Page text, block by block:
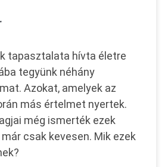
tapasztalata hívta életre
tegyünk néhány
Azokat, amelyek az
más értelmet nyertek.
még ismerték ezek
csak kevesen. Mik ezek